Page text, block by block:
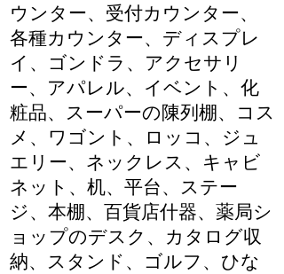
ウンター、受付カウンター、
各種カウンター、ディスプレ
イ、ゴンドラ、アクセサリ
ー、アパレル、イベント、化
粧品、スーパーの陳列棚、コス
メ、ワゴント、ロッコ、ジュ
エリー、ネックレス、キャビ
ネット、机、平台、ステー
ジ、本棚、百貨店什器、薬局シ
ョップのデスク、カタログ収
納、スタンド、ゴルフ、ひな